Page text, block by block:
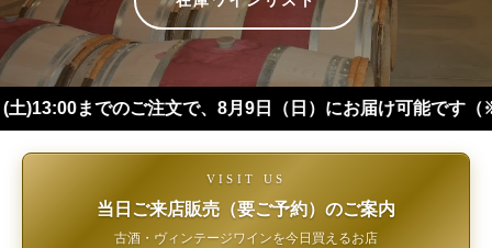
文で、8月9日（日）にお届け可能です（※四国・中国
VISIT US
当日ご来店販売（要ご予約）のご案内
古酒・ヴィンテージワインを今日買えるお店